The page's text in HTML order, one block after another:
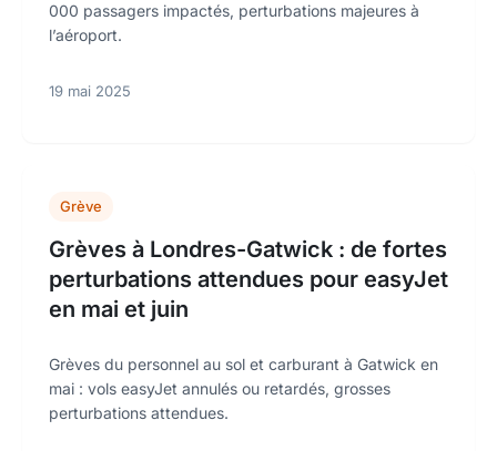
000 passagers impactés, perturbations majeures à
l’aéroport.
19 mai 2025
Grève
Grèves à Londres-Gatwick : de fortes
perturbations attendues pour easyJet
en mai et juin
Grèves du personnel au sol et carburant à Gatwick en
mai : vols easyJet annulés ou retardés, grosses
perturbations attendues.